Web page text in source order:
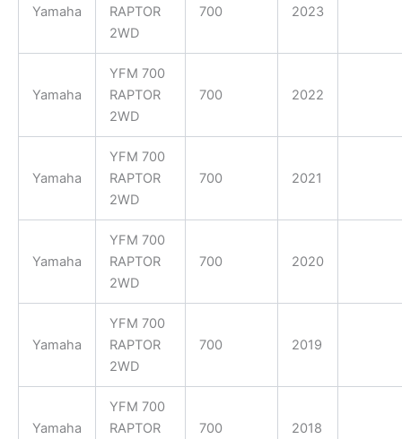
Yamaha
RAPTOR
2WD
700 2023
Yamaha
YFM 700
RAPTOR
2WD
700 2022
Yamaha
YFM 700
RAPTOR
2WD
700 2021
Yamaha
YFM 700
RAPTOR
2WD
700 2020
Yamaha
YFM 700
RAPTOR
2WD
700 2019
Yamaha
YFM 700
RAPTOR
700 2018